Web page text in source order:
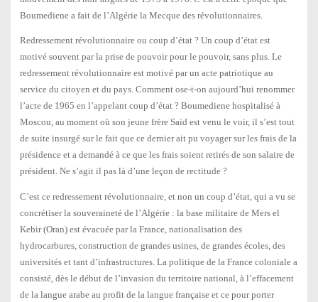
Boumediene a fait de l’Algérie la Mecque des révolutionnaires.
Redressement révolutionnaire ou coup d’état ? Un coup d’état est
motivé souvent par la prise de pouvoir pour le pouvoir, sans plus. Le
redressement révolutionnaire est motivé par un acte patriotique au
service du citoyen et du pays. Comment ose-t-on aujourd’hui renommer
l’acte de 1965 en l’appelant coup d’état ? Boumediene hospitalisé à
Moscou, au moment où son jeune frère Said est venu le voir, il s’est tout
de suite insurgé sur le fait que ce dernier ait pu voyager sur les frais de la
présidence et a demandé à ce que les frais soient retirés de son salaire de
président. Ne s’agit il pas là d’une leçon de rectitude ?
C’est ce redressement révolutionnaire, et non un coup d’état, qui a vu se
concrétiser la souveraineté de l’Algérie : la base militaire de Mers el
Kebir (Oran) est évacuée par la France, nationalisation des
hydrocarbures, construction de grandes usines, de grandes écoles, des
universités et tant d’infrastructures. La politique de la France coloniale a
consisté, dès le début de l’invasion du territoire national, à l’effacement
de la langue arabe au profit de la langue française et ce pour porter